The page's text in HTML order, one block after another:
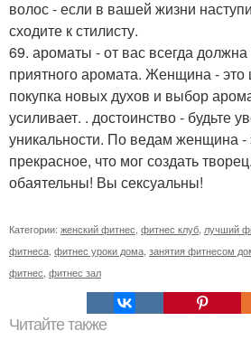
волос - если в вашей жизни
сходите к стилисту.
69. ароматы - от вас всегда должна
приятного аромата. Женщина - это
покупка новых духов и выбор
усиливает. . достоинство - будьте
уникальности. По ведам женщина -
прекрасное, что мог создать
обаятельны! Вы сексуальны!
Категории: женский фитнес фитнес клуб лучший
фитнеса фитнес уроки дома занятия фитнесом
фитнес фитнес зал
Читайте также